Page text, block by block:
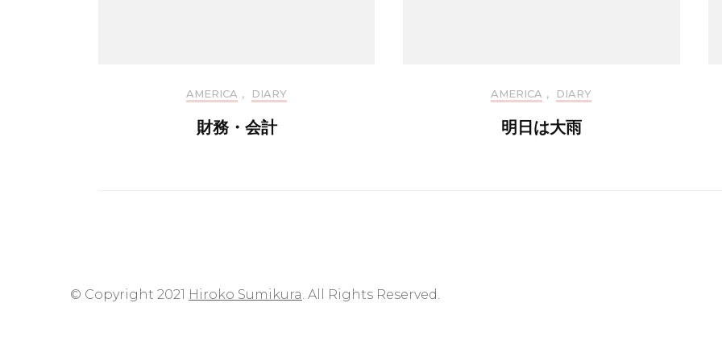
AMERICA , DIARY
財務・会計
AMERICA , DIARY
明日は大雨
© Copyright 2021 Hiroko Sumikura. All Rights Reserved.